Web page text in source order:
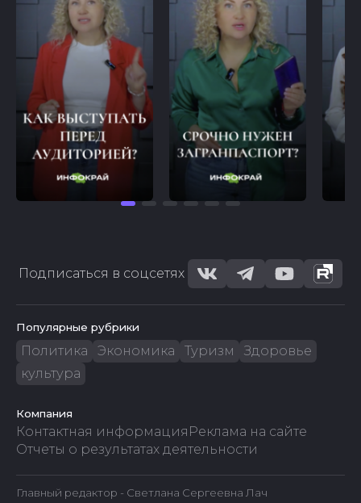
Подписаться в соцсетях
Популярные рубрики
Политика Экономика Туризм
Здоровье
культура
Компания
Контактная информация Реклама на сайте
Отчеты о результатах деятельности
Главный редактор - Светлана Сергеевна Лач